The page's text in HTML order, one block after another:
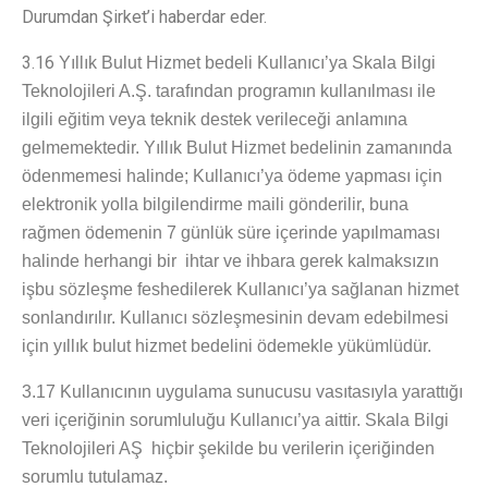
Durumdan Şirket’i haberdar eder.
3.16 Yıllık Bulut Hizmet bedeli Kullanıcı’ya Skala Bilgi
Teknolojileri A.Ş. tarafından programın kullanılması ile
ilgili eğitim veya teknik destek verileceği anlamına
gelmemektedir. Yıllık Bulut Hizmet bedelinin zamanında
ödenmemesi halinde; Kullanıcı’ya ödeme yapması için
elektronik yolla bilgilendirme maili gönderilir, buna
rağmen ödemenin 7 günlük süre içerinde yapılmaması
halinde herhangi bir ihtar ve ihbara gerek kalmaksızın
işbu sözleşme feshedilerek Kullanıcı’ya sağlanan hizmet
sonlandırılır. Kullanıcı sözleşmesinin devam edebilmesi
için yıllık bulut hizmet bedelini ödemekle yükümlüdür.
3.17 Kullanıcının uygulama sunucusu vasıtasıyla yarattığı
veri içeriğinin sorumluluğu Kullanıcı’ya aittir. Skala Bilgi
Teknolojileri AŞ
hiçbir şekilde bu verilerin içeriğinden
sorumlu tutulamaz.